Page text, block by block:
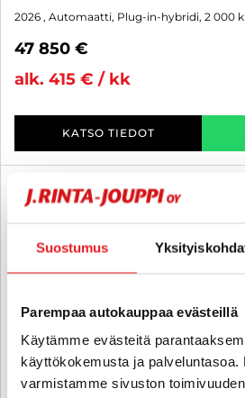
Suostumus
Parempaa autokauppaa evästeillä
Käytämme evästeitä
käyttökokemusta ja palveluntasoa.
varmistamme sivuston
2026 , Automaatti, Plug-in-hybridi, 2 000
47 850 €
alk. 415 € / kk
KATSO TIEDOT
6 kk korotonta ja kulutonta